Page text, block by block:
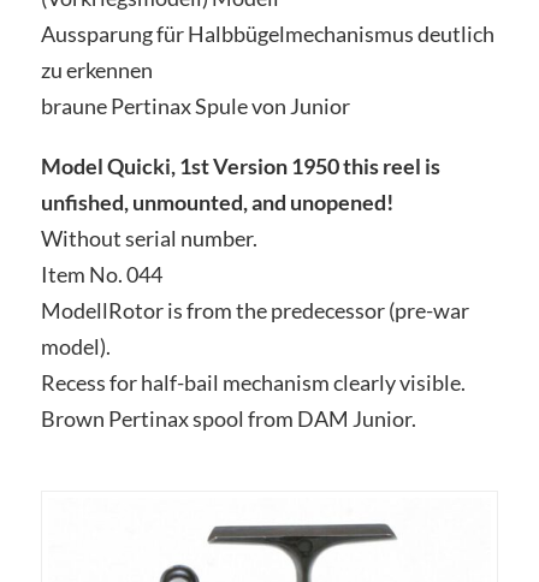
Aussparung für Halbbügelmechanismus deutlich
zu erkennen
braune Pertinax Spule von Junior
Model Quicki, 1st Version 1950 this reel is
unfished, unmounted, and unopened!
Without serial number.
Item No. 044
ModellRotor is from the predecessor (pre-war
model).
Recess for half-bail mechanism clearly visible.
Brown Pertinax spool from DAM Junior.